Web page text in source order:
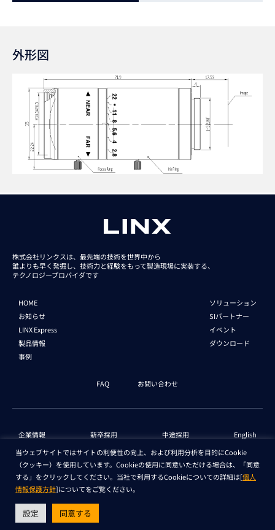
外形図
株式会社リンクスは、最先端の技術を世界中から
誰よりも早く発掘し、技術力と経験をもって製造現場に実装する、
テクノロジープロバイダです
HOME
お知らせ
LINX Express
製品情報
事例
ソリューション
SIパートナー
イベント
ダウンロード
FAQ お問い合わせ
企業情報 新卒採用 中途採用 English
個人情報保護法 情報 セキュリティ基本方針
Copyright © LINX Corporation. All Rights Reserved.
当ウェブサイトではサイトの利便性の向上、および利用分析を目的にCookie
（クッキー）を使用しています。Cookieの使用に同意いただける場合は、「同意
する」をクリックしてください。当社で利用するCookieについての詳細は[個人
情報保護方針]についてをご覧ください。
設定 同意する